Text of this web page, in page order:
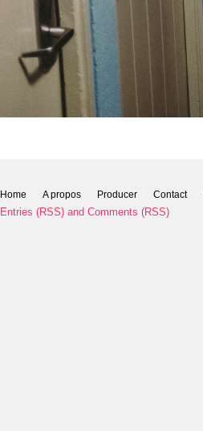
Home A propos Producer Contact
Entries (RSS) and Comments (RSS)